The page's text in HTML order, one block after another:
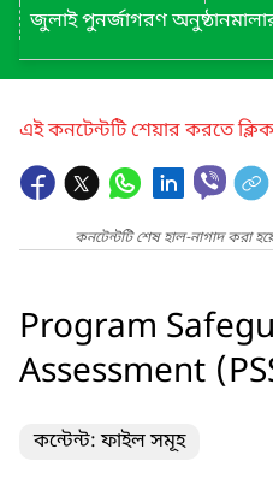
জুলাই পুনর্জাগরণ
এই কনটেন্টটি শেয়ার করতে
কনটেন্টটি শেষ হাল-নাগাদ করা
Program
Assessment
কন্টেন্ট: ফাইল সমূহ